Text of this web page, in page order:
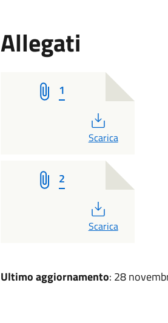
Allegati
1
PDF
Scarica
2
PDF
Scarica
Ultimo aggiornamento: 28